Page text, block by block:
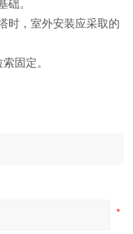
础。
时，室外安装应采取的
固定。